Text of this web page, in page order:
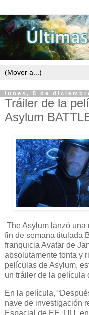
lunes, 5 de
Tráiler de la
Asylum
The Asylum lanzó una
fin de semana titulada
franquicia Avatar de
absolutamente tonta y
películas de Asylum,
un tráiler de la película
En la película,
nave de investigación
Espacial de EE. UU.